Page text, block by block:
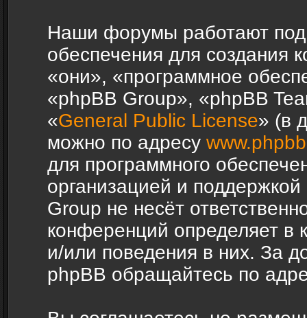
Наши форумы работают под
обеспечения для создания
«они», «программное
«phpBB Group», «phpBB
«General Public License» (в
можно по адресу
для программного
организацией и
Group не несёт
конференций определяет в
и/или поведения в них. За
phpBB обращайтесь по